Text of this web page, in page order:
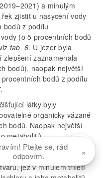
a minulým
zjistit u nasycení vody
bodů z podílu
(o 5 procentních bodů
tab. 6. U jezer byla
zlepšení zaznamenala
bodů), naopak největší
bodů z podílu
.
látky byly
organicky vázané
bodů. Naopak největší
metabolitů –
sice došlo ke snížení
útvarů (
), to se
jež v minulém tříletí
Ptejte se, rád
odpovím.
×